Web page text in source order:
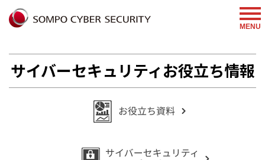
MENU
サイバーセキュリティお役立ち情報